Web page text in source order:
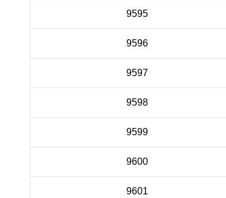
9595
9596
9597
9598
9599
9600
9601